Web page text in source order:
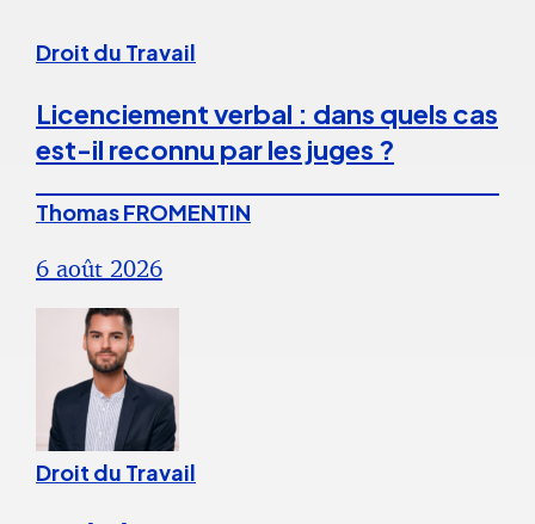
Droit du Travail
Licenciement verbal : dans quels cas
est-il reconnu par les juges ?
Thomas FROMENTIN
6 août 2026
Droit du Travail